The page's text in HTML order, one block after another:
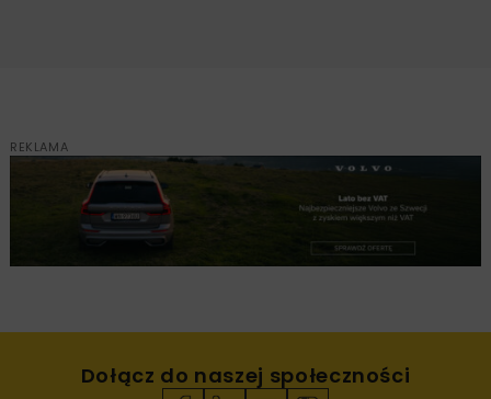
REKLAMA
Dołącz do naszej społeczności